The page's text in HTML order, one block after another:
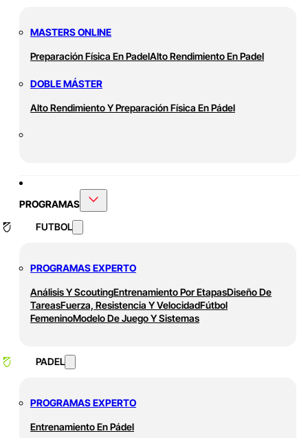
MASTERS ONLINE
Preparación Física En PadelAlto Rendimiento En Padel
DOBLE MÁSTER
Alto Rendimiento Y Preparación Física En Pádel
PROGRAMAS
FUTBOL
PROGRAMAS EXPERTO
Análisis Y ScoutingEntrenamiento Por EtapasDiseño De
TareasFuerza, Resistencia Y VelocidadFútbol
FemeninoModelo De Juego Y Sistemas
PADEL
PROGRAMAS EXPERTO
Entrenamiento En Pádel